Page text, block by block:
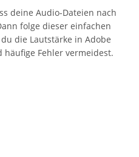
deine Audio-Dateien nach
folge dieser einfachen
die Lautstärke in Adobe
Fehler vermeidest.